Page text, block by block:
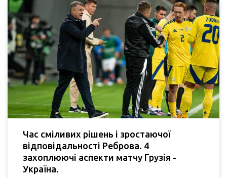
Час сміливих рішень і зростаючої
відповідальності Реброва. 4
захоплюючі аспекти матчу Грузія -
Україна.